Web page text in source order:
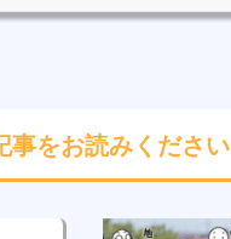
事をお読みください